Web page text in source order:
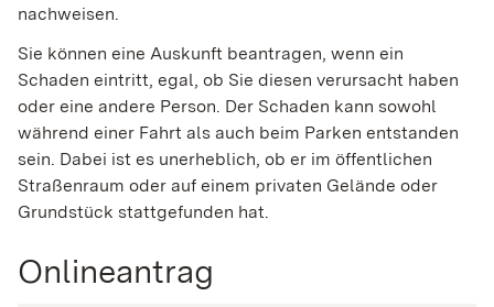
nachweisen.
Sie können eine Auskunft beantragen, wenn ein
Schaden eintritt, egal, ob Sie diesen verursacht haben
oder eine andere Person. Der Schaden kann sowohl
während einer Fahrt als auch beim Parken entstanden
sein. Dabei ist es unerheblich, ob er im öffentlichen
Straßenraum oder auf einem privaten Gelände oder
Grundstück stattgefunden hat.
Onlineantrag